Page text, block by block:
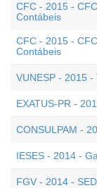
CFC - 2015 -
Contábeis
CFC - 2015 -
Contábeis
VUNESP - 2015
EXATUS-PR -
CONSULPAM -
IESES - 2014 -
FGV - 2014 -